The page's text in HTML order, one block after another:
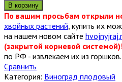
В корзину
По вашим просьбам открыли
хвойных растений, купить их
на нашем новом сайте
(закрытой корневой
по РФ - извлекаем их из горшков.
Сравнить
Категория: Виноград плодовый